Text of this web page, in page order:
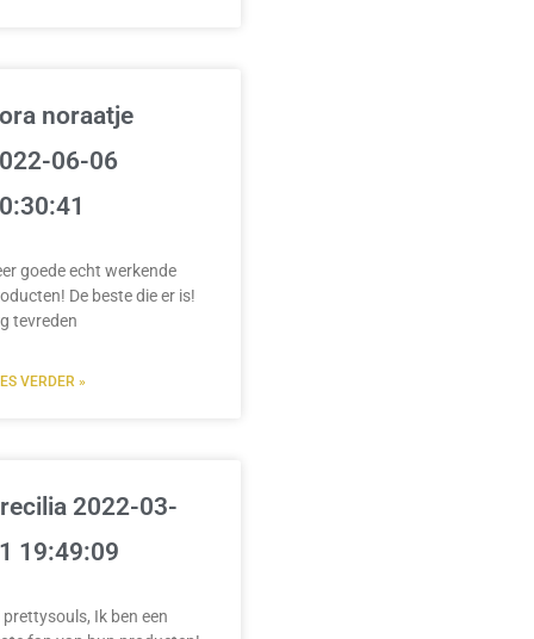
noraatje
06-06
goede echt werkende
De beste die er is!
tevreden
VERDER »
2022-03-
19:49:09
prettysouls, Ik ben een